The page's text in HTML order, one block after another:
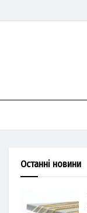
Останні новини